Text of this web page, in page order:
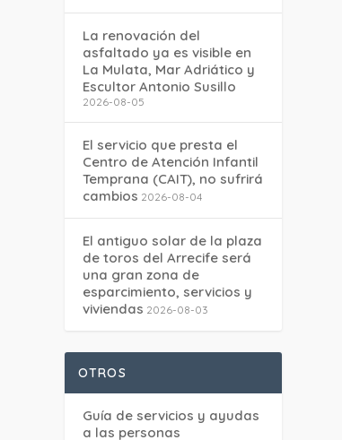
La renovación del
asfaltado ya es visible en
La Mulata, Mar Adriático y
Escultor Antonio Susillo
2026-08-05
El servicio que presta el
Centro de Atención Infantil
Temprana (CAIT), no sufrirá
cambios 2026-08-04
El antiguo solar de la plaza
de toros del Arrecife será
una gran zona de
esparcimiento, servicios y
viviendas 2026-08-03
OTROS
Guía de servicios y ayudas
a las personas